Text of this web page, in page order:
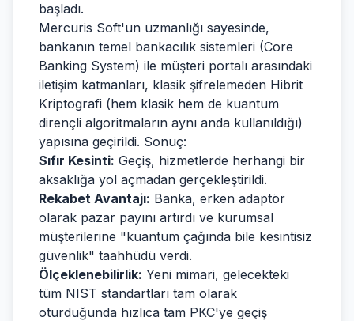
başladı.
Mercuris Soft'un uzmanlığı sayesinde,
bankanın temel bankacılık sistemleri (Core
Banking System) ile müşteri portalı arasındaki
iletişim katmanları, klasik şifrelemeden Hibrit
Kriptografi (hem klasik hem de kuantum
dirençli algoritmaların aynı anda kullanıldığı)
yapısına geçirildi. Sonuç:
Sıfır Kesinti: Geçiş, hizmetlerde herhangi bir
aksaklığa yol açmadan gerçekleştirildi.
Rekabet Avantajı: Banka, erken adaptör
olarak pazar payını artırdı ve kurumsal
müşterilerine "kuantum çağında bile kesintisiz
güvenlik" taahhüdü verdi.
Ölçeklenebilirlik: Yeni mimari, gelecekteki
tüm NIST standartları tam olarak
oturduğunda hızlıca tam PKC'ye geçiş